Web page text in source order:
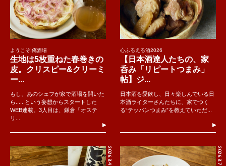
ようこそ!俺酒場
生地は5枚重ねた春巻きの
皮。クリスピー&クリーミ
ー...
もし、あのシェフが家で酒場を開いた
ら......という妄想からスタートした
WEB連載。3人目は、鎌倉「オステ
リ...
心ふるえる酒2026
【日本酒達人たちの、家
呑み「リピートつまみ」
帖】ジ...
日本酒を愛飲し、日々楽しんでいる日
本酒ライターさんたちに、家でつく
る“テッパンつまみ”を教えていただ...
2026.8.4 2026.8.7